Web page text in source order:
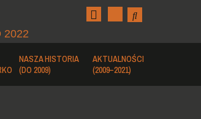
2022
NASZA HISTORIA
(DO 2009)
AKTUALNOŚCI
(2009–2021)